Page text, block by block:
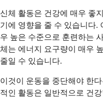
신체 활동은 건강에 매우 좋
기에 영향을 줄 수 있습니다.
우 높은 수준으로 훈련하는
체는 에너지 요구량이 매우
줄일 수 있습니다.
이것이 운동을 중단해야 한
적인 활동은 일반적으로 건